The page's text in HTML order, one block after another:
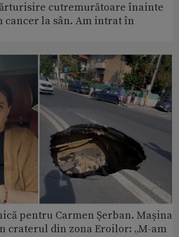
cutremurătoare înainte
cancer la sân. Am intrat în
pentru Carmen Șerban. Mașina
craterul din zona Eroilor: „M-am